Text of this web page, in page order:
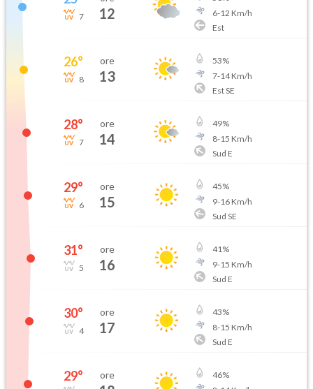
7 12
6-12 Km/h
Est
26°
8
ore
13
53%
7-14Km/h
Est SE
28°
7
ore
14
49%
8-15 Km/h
Sud E
29°
6
ore
15
45%
9-16Km/h
Sud SE
31°
5
ore
16
41%
9-15 Km/h
Sud E
30°
4
ore
17
43%
8-15 Km/h
Sud E
29° ore 46%